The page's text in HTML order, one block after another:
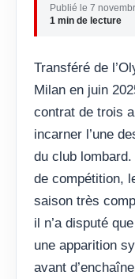
Publié le 7
1 min de lecture
Transféré de
Milan en juin
contrat de trois
incarner l’une
du club
de compétition,
saison très
il n’a disputé
une apparition
avant